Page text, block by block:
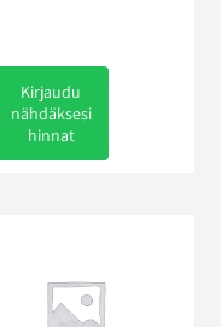
Kirjaudu
nähdäksesi
hinnat